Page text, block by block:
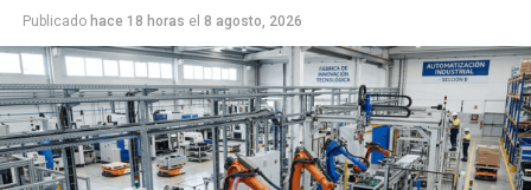
Publicado hace 18 horas el 8 agosto, 2026